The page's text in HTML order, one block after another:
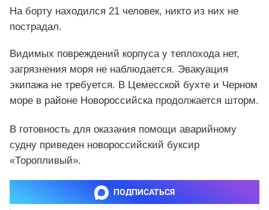
На борту находился 21 человек, никто из них не
пострадал.
Видимых повреждений корпуса у теплохода нет,
загрязнения моря не наблюдается. Эвакуация
экипажа не требуется. В Цемесской бухте и Черном
море в районе Новороссийска продолжается шторм.
В готовность для оказания помощи аварийному
судну приведен новороссийский буксир
«Торопливый».
ПОДПИСАТЬСЯ